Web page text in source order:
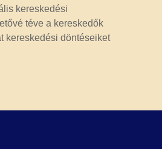
kereskedési
téve a kereskedők
kereskedési döntéseiket